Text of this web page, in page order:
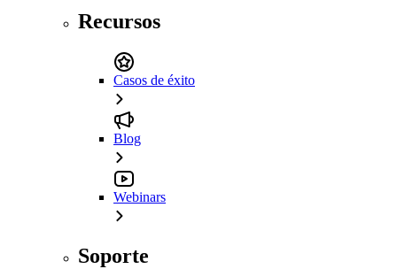
Recursos
Casos de éxito
Blog
Webinars
Soporte